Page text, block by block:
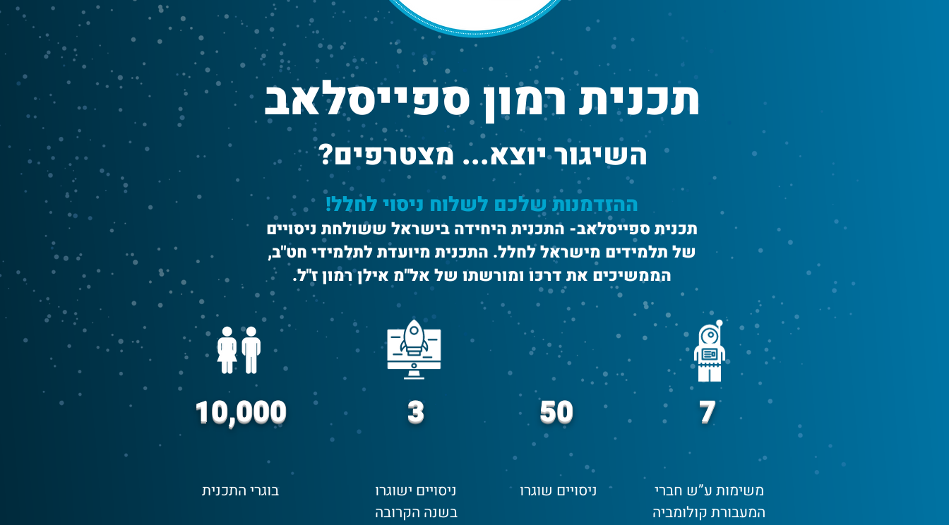
תכנית רמון ספייסלאב
השיגור יוצא... מצטרפים?
משימות ע”ש חברי
המעבורת קולומביה
ההזדמנות שלכם לשלוח ניסוי לחלל!
תכנית ספייסלאב- התכנית היחידה בישראל ששולחת ניסויים
של תלמידים מישראל לחלל. התכנית מיועדת לתלמידי חט"ב,
הממשיכים את דרכו ומורשתו של אל"מ אילן רמון ז"ל.
7
ניסויים שוגרו
50
ניסויים ישוגרו
בשנה הקרובה
3
10,000
בוגרי התכנית